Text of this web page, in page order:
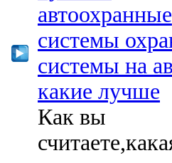
автоохранные
системы
системы на
какие лучше
Как вы